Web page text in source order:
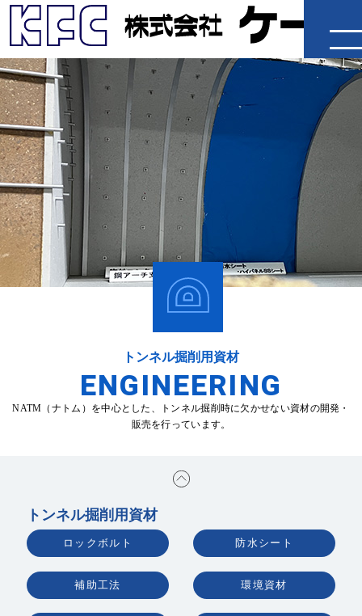
企業情報
製品・工法
施工事例
IR情報
採用情報
ニュースリリース
お問い合わせ
ENGLISH
トンネル掘削用資材
ENGINEERING
NATM（ナトム）を中心とした、トンネル掘削時に欠かせない資材の開発・
販売を行っています。
トンネル掘削用資材
ロックボルト 防水シート
補助工法 環境資材